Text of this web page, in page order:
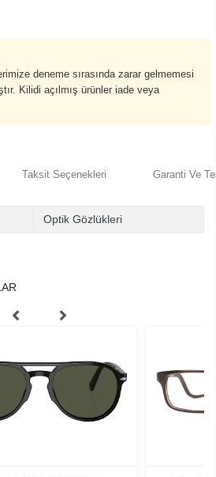
deneme sırasında zarar gelmemesi
Kilidi açılmış ürünler iade veya
Taksit Seçenekleri Garanti Ve
Optik Gözlükleri